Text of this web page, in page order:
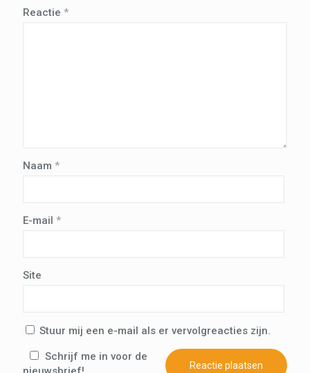
Reactie *
Naam *
E-mail *
Site
Stuur mij een e-mail als er vervolgreacties zijn.
Schrijf me in voor de